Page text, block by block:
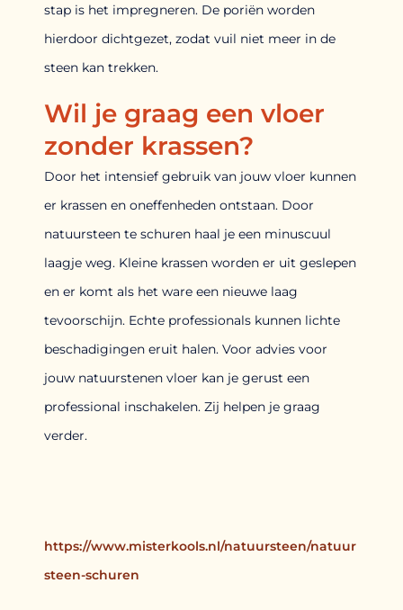
stap is het impregneren. De poriën worden
hierdoor dichtgezet, zodat vuil niet meer in de
steen kan trekken.
Wil je graag een vloer
zonder krassen?
Door het intensief gebruik van jouw vloer kunnen
er krassen en oneffenheden ontstaan. Door
natuursteen te schuren haal je een minuscuul
laagje weg. Kleine krassen worden er uit geslepen
en er komt als het ware een nieuwe laag
tevoorschijn. Echte professionals kunnen lichte
beschadigingen eruit halen. Voor advies voor
jouw natuurstenen vloer kan je gerust een
professional inschakelen. Zij helpen je graag
verder.
https://www.misterkools.nl/natuursteen/natuur
steen-schuren